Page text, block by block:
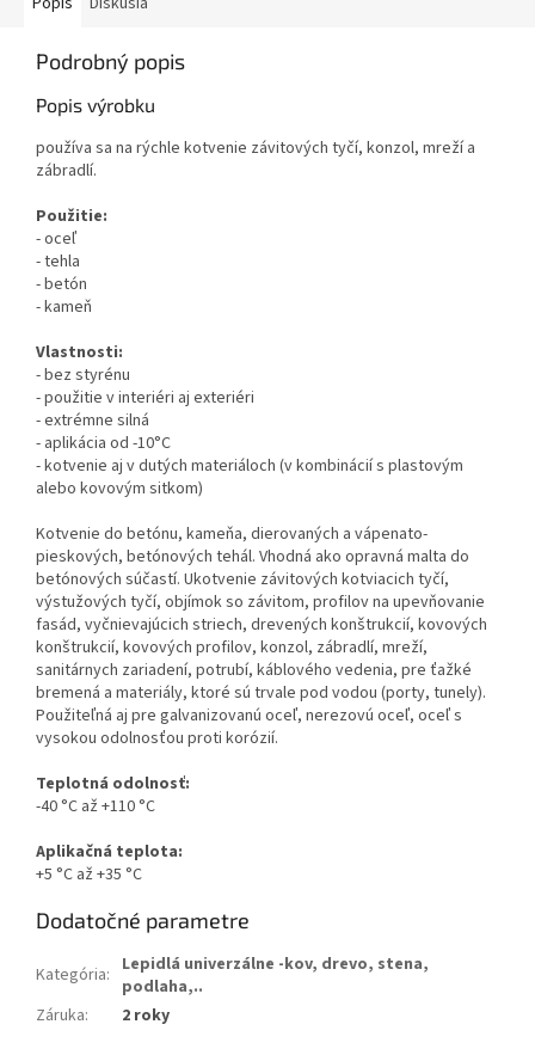
Podrobný popis
Popis výrobku
používa sa na rýchle kotvenie závitových tyčí, konzol, mreží a
zábradlí.
Použitie:
- oceľ
- tehla
- betón
- kameň
Vlastnosti:
- bez styrénu
- použitie v interiéri aj exteriéri
- extrémne silná
- aplikácia od -10°C
- kotvenie aj v dutých materiáloch (v kombinácií s plastovým
alebo kovovým sitkom)
Kotvenie do betónu, kameňa, dierovaných a vápenato-
pieskových, betónových tehál. Vhodná ako opravná malta do
betónových súčastí. Ukotvenie závitových kotviacich tyčí,
výstužových tyčí, objímok so závitom, profilov na upevňovanie
fasád, vyčnievajúcich striech, drevených konštrukcií, kovových
konštrukcií, kovových profilov, konzol, zábradlí, mreží,
sanitárnych zariadení, potrubí, káblového vedenia, pre ťažké
bremená a materiály, ktoré sú trvale pod vodou (porty, tunely).
Použiteľná aj pre galvanizovanú oceľ, nerezovú oceľ, oceľ s
vysokou odolnosťou proti korózií.
Teplotná odolnosť:
-40 °C až +110 °C
Aplikačná teplota:
+5 °C až +35 °C
Dodatočné parametre
Kategória: Lepidlá univerzálne -kov, drevo, stena,
podlaha,..
Záruka: 2 roky